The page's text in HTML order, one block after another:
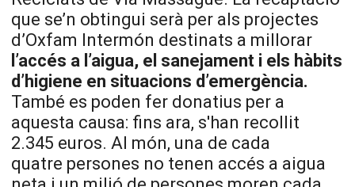
que se’n obtingui serà per als projectes
d’Oxfam Intermón destinats a millorar
l’accés a l’aigua, el sanejament i els hàbits
d’higiene en situacions d’emergència.
També es poden fer donatius per a
aquesta causa: fins ara, s'han recollit
2.345 euros. Al món, una de cada
quatre persones no tenen accés a aigua